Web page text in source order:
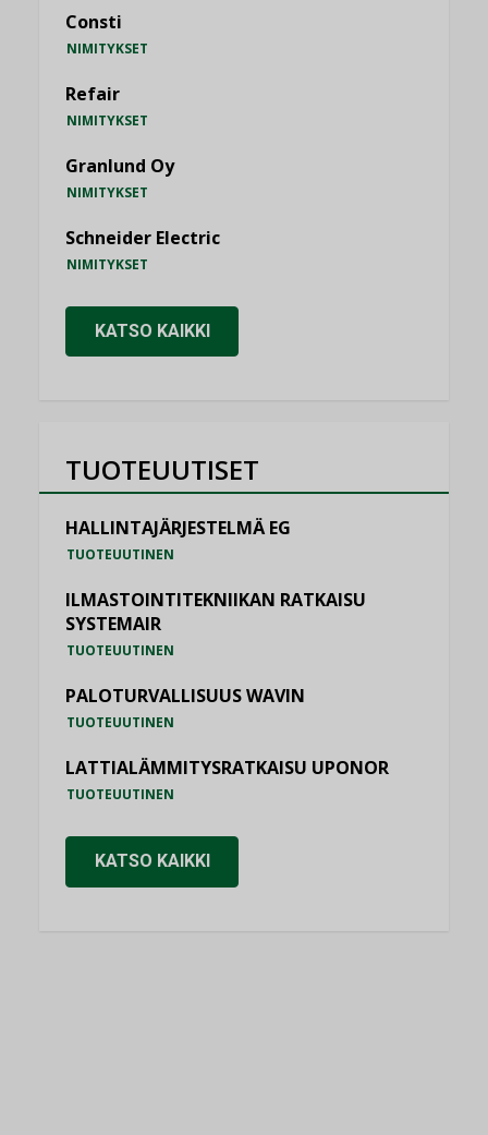
Consti
NIMITYKSET
Refair
NIMITYKSET
Granlund Oy
NIMITYKSET
Schneider Electric
NIMITYKSET
KATSO KAIKKI
TUOTEUUTISET
HALLINTAJÄRJESTELMÄ EG
TUOTEUUTINEN
ILMASTOINTITEKNIIKAN RATKAISU
SYSTEMAIR
TUOTEUUTINEN
PALOTURVALLISUUS WAVIN
TUOTEUUTINEN
LATTIALÄMMITYSRATKAISU UPONOR
TUOTEUUTINEN
KATSO KAIKKI